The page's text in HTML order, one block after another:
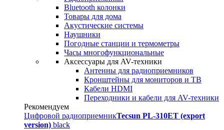
Bluetooth колонки
Товары для дома
Акустические системы
Наушники
Погодные станции и термометры
Часы многофункциональные
Аксессуары для AV-техники
Антенны для радиоприемников
Кронштейны для мониторов и ТВ
Кабели HDMI
Переходники и кабели для AV-техники
Рекомендуем
Цифровой радиоприемникTecsun PL-310ET (export
version) black